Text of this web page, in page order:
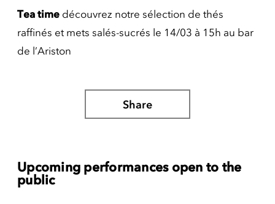
Tea time découvrez notre sélection de thés
raffinés et mets salés-sucrés le 14/03 à 15h au bar
de l’Ariston
Share
Upcoming performances open to the
public